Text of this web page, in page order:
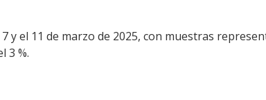
y el 11 de marzo de 2025, con muestras
3 %.